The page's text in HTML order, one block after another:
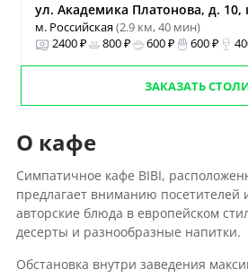
ул. Академика Платонова, д. 10,
м. Российская(2.9 км, 40 мин)
2400 ₽
800 ₽ 600 ₽ 600 ₽
ЗАКАЗАТЬ
О кафе
Симпатичное кафе BIBI,
предлагает вниманию посетителей
авторские блюда в европейском
десерты и разнообразные напитки.
Обстановка внутри заведения